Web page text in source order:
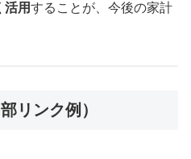
活用することが、今後の家計
リンク例）